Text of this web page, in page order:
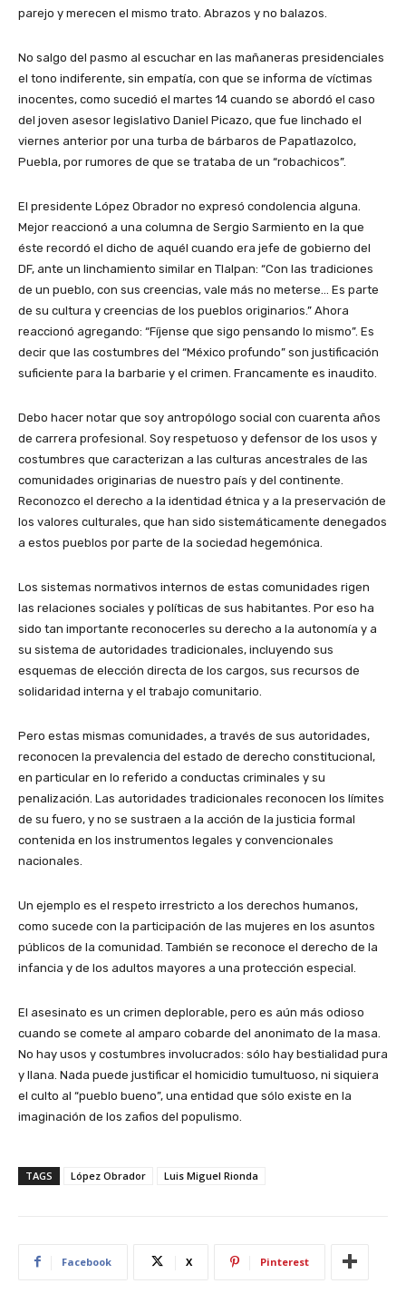
parejo y merecen el mismo trato. Abrazos y no balazos.
No salgo del pasmo al escuchar en las mañaneras presidenciales
el tono indiferente, sin empatía, con que se informa de víctimas
inocentes, como sucedió el martes 14 cuando se abordó el caso
del joven asesor legislativo Daniel Picazo, que fue linchado el
viernes anterior por una turba de bárbaros de Papatlazolco,
Puebla, por rumores de que se trataba de un “robachicos”.
El presidente López Obrador no expresó condolencia alguna.
Mejor reaccionó a una columna de Sergio Sarmiento en la que
éste recordó el dicho de aquél cuando era jefe de gobierno del
DF, ante un linchamiento similar en Tlalpan: “Con las tradiciones
de un pueblo, con sus creencias, vale más no meterse… Es parte
de su cultura y creencias de los pueblos originarios.” Ahora
reaccionó agregando: “Fíjense que sigo pensando lo mismo”. Es
decir que las costumbres del “México profundo” son justificación
suficiente para la barbarie y el crimen. Francamente es inaudito.
Debo hacer notar que soy antropólogo social con cuarenta años
de carrera profesional. Soy respetuoso y defensor de los usos y
costumbres que caracterizan a las culturas ancestrales de las
comunidades originarias de nuestro país y del continente.
Reconozco el derecho a la identidad étnica y a la preservación de
los valores culturales, que han sido sistemáticamente denegados
a estos pueblos por parte de la sociedad hegemónica.
Los sistemas normativos internos de estas comunidades rigen
las relaciones sociales y políticas de sus habitantes. Por eso ha
sido tan importante reconocerles su derecho a la autonomía y a
su sistema de autoridades tradicionales, incluyendo sus
esquemas de elección directa de los cargos, sus recursos de
solidaridad interna y el trabajo comunitario.
Pero estas mismas comunidades, a través de sus autoridades,
reconocen la prevalencia del estado de derecho constitucional,
en particular en lo referido a conductas criminales y su
penalización. Las autoridades tradicionales reconocen los límites
de su fuero, y no se sustraen a la acción de la justicia formal
contenida en los instrumentos legales y convencionales
nacionales.
Un ejemplo es el respeto irrestricto a los derechos humanos,
como sucede con la participación de las mujeres en los asuntos
públicos de la comunidad. También se reconoce el derecho de la
infancia y de los adultos mayores a una protección especial.
El asesinato es un crimen deplorable, pero es aún más odioso
cuando se comete al amparo cobarde del anonimato de la masa.
No hay usos y costumbres involucrados: sólo hay bestialidad pura
y llana. Nada puede justificar el homicidio tumultuoso, ni siquiera
el culto al “pueblo bueno”, una entidad que sólo existe en la
imaginación de los zafios del populismo.
TAGS López Obrador Luis Miguel Rionda
Facebook X Pinterest